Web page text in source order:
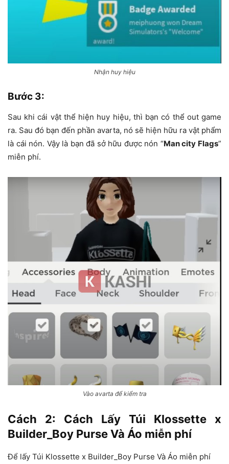
Nhận huy hiệu
Bước 3:
Sau khi cái vật thể hiện huy hiệu, thì bạn có thể out game
ra. Sau đó bạn đến phần avarta, nó sẽ hiện hữu ra vật phẩm
là cái nón. Vậy là bạn đã sở hữu được nón “Man city Flags”
miễn phí.
Vào avarta để kiểm tra
Cách 2: Cách Lấy Túi Klossette x
Builder_Boy Purse Và Áo miễn phí
Để lấy Túi Klossette x Builder_Boy Purse Và Áo miễn phí